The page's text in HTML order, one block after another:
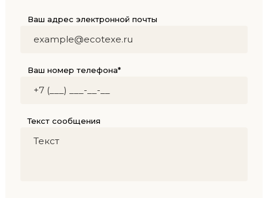
Ваш адрес электронной почты
Ваш номер телефона*
Текст сообщения